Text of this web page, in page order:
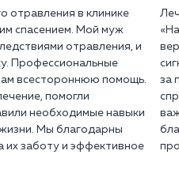
отравления в клинике
спасением. Мой муж
отравления, и
Профессиональные
всестороннюю помощь.
помогли
необходимые навыки
Мы благодарны
их заботу и эффективное
за